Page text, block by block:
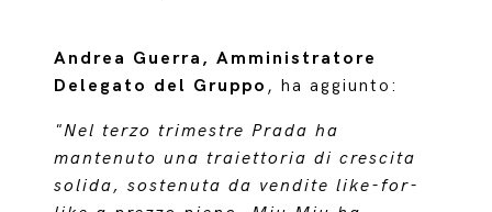
Andrea Guerra, Amministratore
Delegato del Gruppo , ha aggiunto:
"Nel terzo trimestre Prada ha
mantenuto una traiettoria di crescita
solida, sostenuta da vendite like-for-